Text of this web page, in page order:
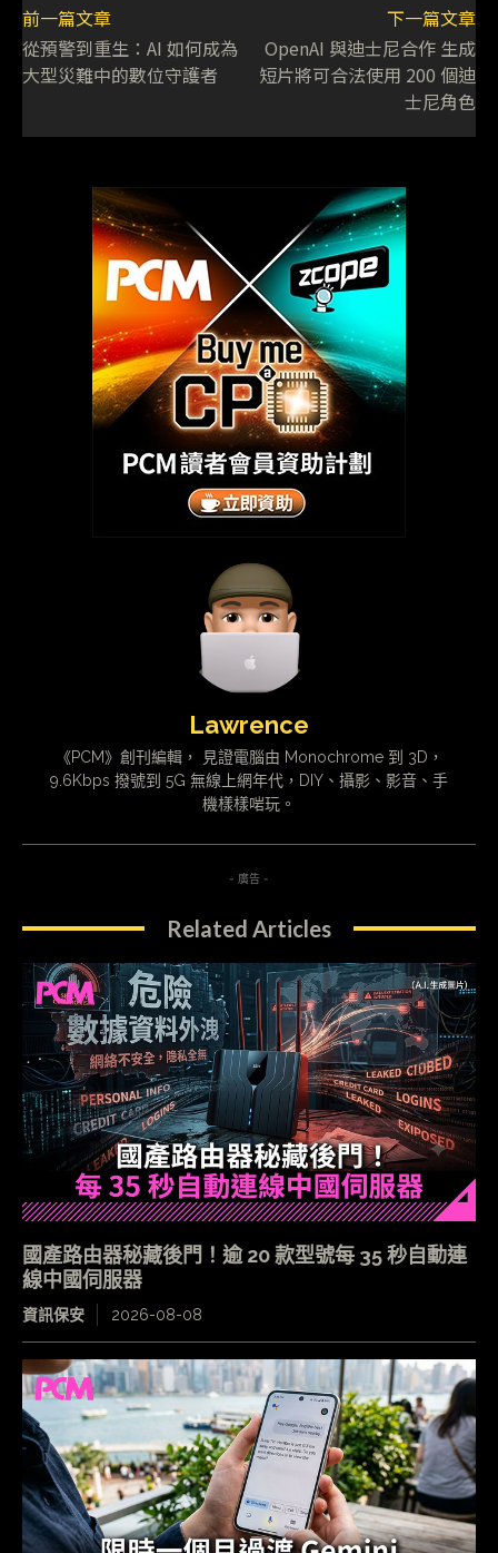
前一篇文章
從預警到重生：AI 如何成為
大型災難中的數位守護者
下一篇文章
OpenAI 與迪士尼合作 生成
短片將可合法使用 200 個迪
士尼角色
Lawrence
《PCM》創刊編輯， 見證電腦由 Monochrome 到 3D，
9.6Kbps 撥號到 5G 無線上網年代，DIY、攝影、影音、手
機樣樣啱玩。
- 廣告 -
Related Articles
國產路由器秘藏後門！逾 20 款型號每 35 秒自動連
線中國伺服器
資訊保安 2026-08-08